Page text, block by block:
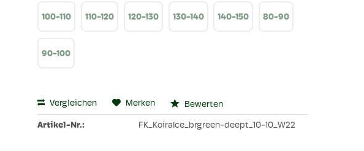
100-110 110-120 120-130 130-140 140-150 80-90
90-100
Vergleichen Merken Bewerten
Artikel-Nr.: FK_KoiraIce_brgreen-deept_10-10_W22